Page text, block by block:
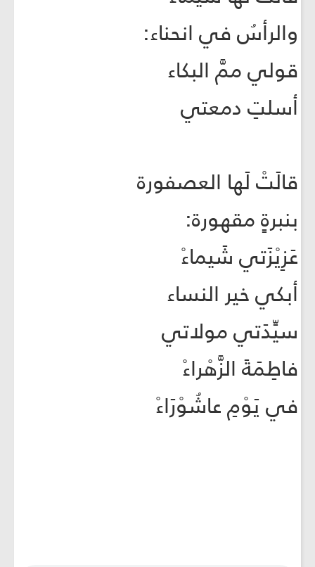
والرأسُ في انحناء:
قولي ممَّ البكاء
أسلتِ دمعتي
قالَتْ لَها العصفورة
بنبرةٍ مقهورة:
عَزِيْزَتي شَيماءْ
أبكي خير النساء
سيِّدَتي مولاتي
فاطِمَةَ الزَّهْراءْ
في يَوْمِ عاشُوْرَاءْ